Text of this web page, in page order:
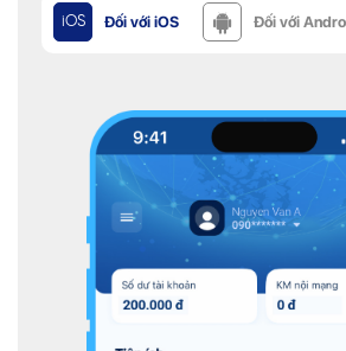
iOS Đối với iOS Đối với